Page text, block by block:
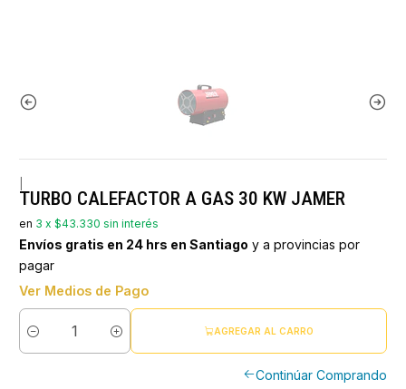
TURBO CALEFACTOR A GAS 30 KW JAMER
en 3 x $43.330 sin interés
Envíos gratis en 24 hrs en Santiago y a provincias por
pagar
Ver Medios de Pago
Cantidad
AGREGAR AL CARRO
Continúar Comprando